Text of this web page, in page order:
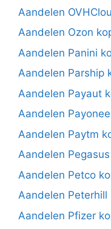
Aandelen
Aandelen Ozon
Aandelen Panini
Aandelen Parship
Aandelen Payaut
Aandelen
Aandelen Paytm
Aandelen
Aandelen Petco
Aandelen Peterhill
Aandelen Pfizer